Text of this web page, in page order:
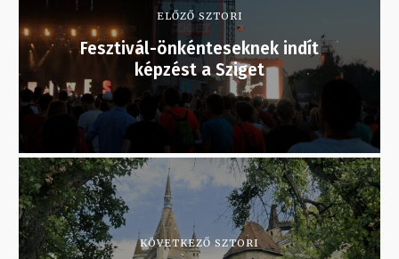
ELŐZŐ SZTORI
Fesztivál-önkénteseknek indít
képzést a Sziget
KÖVETKEZŐ SZTORI